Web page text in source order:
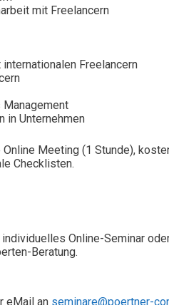
mit Freelancern
Freelancern
Management
in Unternehmen
Meeting (1 Stunde),
Checklisten.
Online-Seminar
Beratung.
eMail an seminare@poertner-